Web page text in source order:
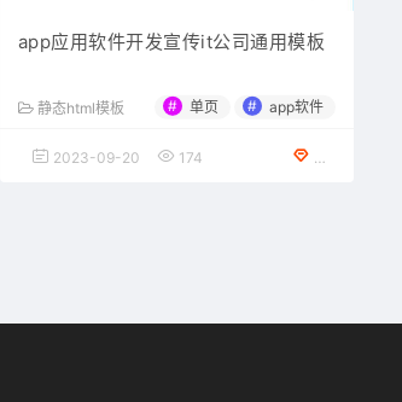
app应用软件开发宣传it公司通用模板
静态html模板 # 单页 # app软件
2023-09-20 174